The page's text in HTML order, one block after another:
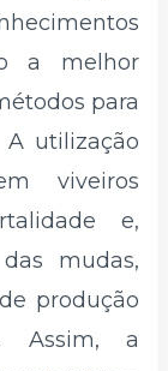
a melhor
para
utilização
viveiros
e,
mudas,
produção
Assim, a